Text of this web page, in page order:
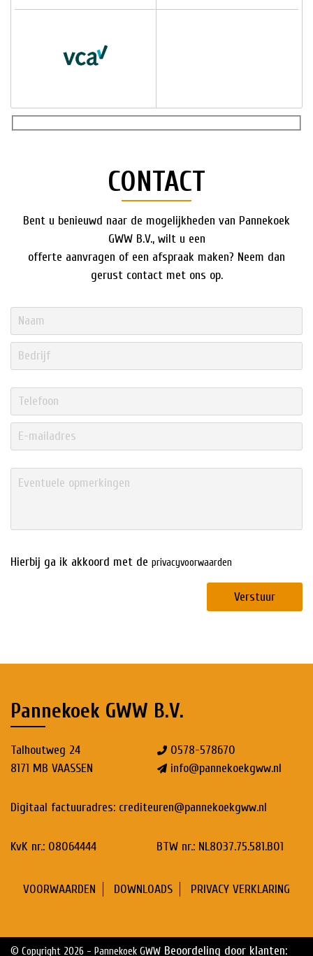
CONTACT
Bent u benieuwd naar de mogelijkheden van Pannekoek
GWW B.V., wilt u een
offerte aanvragen of een afspraak maken? Neem dan
gerust contact met ons op.
Hierbij ga ik akkoord met de privacyvoorwaarden
Verstuur
VOORWAARDEN DOWNLOADS PRIVACY VERKLARING
Pannekoek GWW B.V.
Talhoutweg 24
8171 MB VAASSEN
0578-578670
info@pannekoekgww.nl
Digitaal factuuradres: crediteuren@pannekoekgww.nl
KvK nr.: 08064444 BTW nr.: NL8037.75.581.B01
© Copyright 2026 - Pannekoek GWW Beoordeling door klanten: